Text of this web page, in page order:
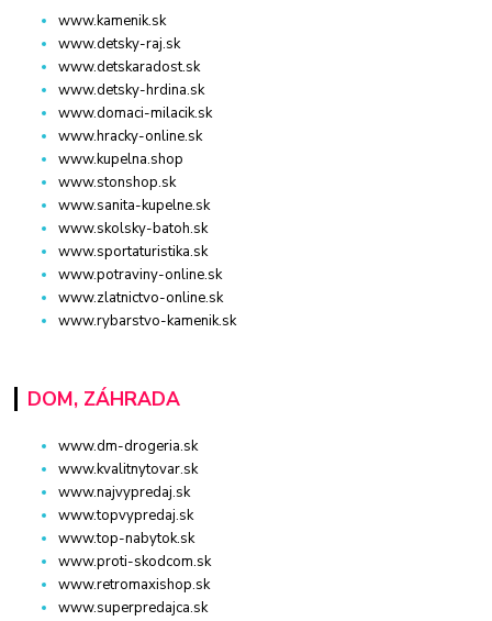
www.kamenik.sk
www.detsky-raj.sk
www.detskaradost.sk
www.detsky-hrdina.sk
www.domaci-milacik.sk
www.hracky-online.sk
www.kupelna.shop
www.stonshop.sk
www.sanita-kupelne.sk
www.skolsky-batoh.sk
www.sportaturistika.sk
www.potraviny-online.sk
www.zlatnictvo-online.sk
www.rybarstvo-kamenik.sk
DOM, ZÁHRADA
www.dm-drogeria.sk
www.kvalitnytovar.sk
www.najvypredaj.sk
www.topvypredaj.sk
www.top-nabytok.sk
www.proti-skodcom.sk
www.retromaxishop.sk
www.superpredajca.sk